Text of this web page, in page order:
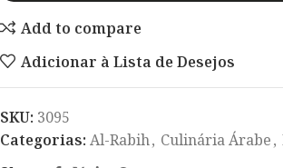
Add to compare
Adicionar à Lista de Desejos
SKU: 3095
Categorias: Al-Rabih, Culinária Árabe,